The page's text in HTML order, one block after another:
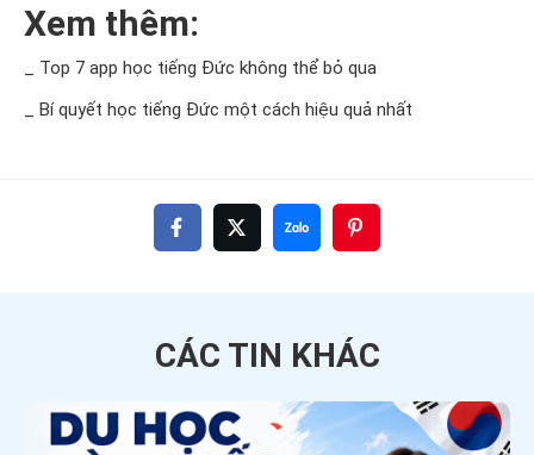
Xem thêm:
_ Top 7 app học tiếng Đức không thể bỏ qua
_ Bí quyết học tiếng Đức một cách hiệu quả nhất
CÁC TIN KHÁC